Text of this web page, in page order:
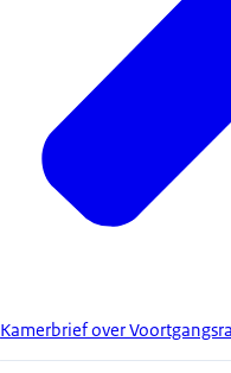
Kamerbrief over